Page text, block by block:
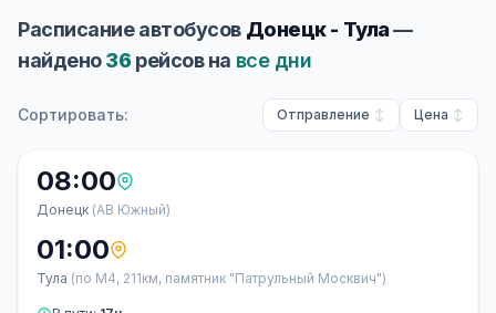
Расписание автобусов Донецк - Тула—
найдено36 рейсов на все дни
Сортировать: Отправление Цена
08:00
Донецк (АВ Южный)
01:00
Тула (по М4, 211км, памятник "Патрульный Москвич")